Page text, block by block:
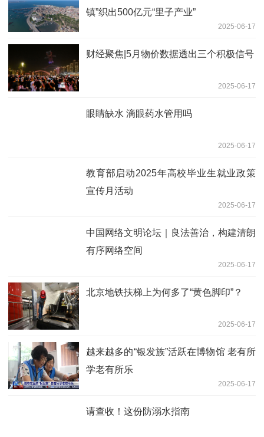
镇”织出500亿元“里子产业”
2025-06-17
财经聚焦|5月物价数据透出三个积极信号
2025-06-17
眼睛缺水 滴眼药水管用吗
2025-06-17
教育部启动2025年高校毕业生就业政策
宣传月活动
2025-06-17
中国网络文明论坛｜良法善治，构建清朗
有序网络空间
2025-06-17
北京地铁扶梯上为何多了“黄色脚印”？
2025-06-17
越来越多的“银发族”活跃在博物馆 老有所
学老有所乐
2025-06-17
请查收！这份防溺水指南